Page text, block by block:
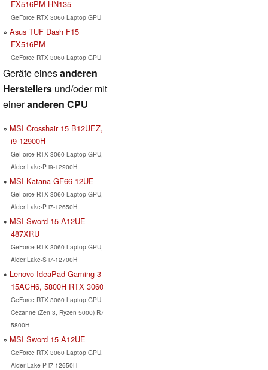
FX516PM-HN135
GeForce RTX 3060 Laptop GPU
Asus TUF Dash F15
FX516PM
GeForce RTX 3060 Laptop GPU
Geräte einesanderen
Herstellers und/oder mit
eineranderen CPU
MSI Crosshair 15 B12UEZ,
i9-12900H
GeForce RTX 3060 Laptop GPU,
Alder Lake-P i9-12900H
MSI Katana GF66 12UE
GeForce RTX 3060 Laptop GPU,
Alder Lake-P i7-12650H
MSI Sword 15 A12UE-
487XRU
GeForce RTX 3060 Laptop GPU,
Alder Lake-S i7-12700H
Lenovo IdeaPad Gaming 3
15ACH6, 5800H RTX 3060
GeForce RTX 3060 Laptop GPU,
Cezanne (Zen 3, Ryzen 5000) R7
5800H
MSI Sword 15 A12UE
GeForce RTX 3060 Laptop GPU,
Alder Lake-P i7-12650H